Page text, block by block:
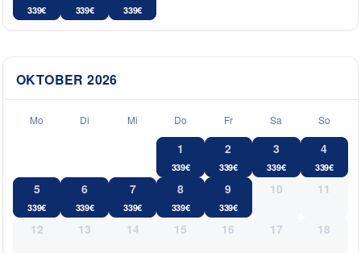
339€ 339€ 339€
OKTOBER 2026
Mo Di Mi Do Fr Sa So
1
339€
2
339€
3
339€
4
339€
5
339€
6
339€
7
339€
8
339€
9
339€
10 11
12 13 14 15 16 17 18